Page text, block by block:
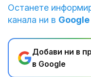
Останете
канала ни в
Добави ни в
в Google